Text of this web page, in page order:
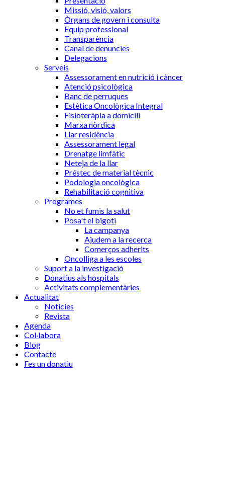
Missió, visió, valors
Òrgans de govern i consulta
Equip professional
Transparència
Canal de denuncies
Delegacions
Serveis
Assessorament en nutrició i càncer
Atenció psicològica
Banc de perruques
Estètica Oncològica Integral
Fisioteràpia a domicili
Marxa nòrdica
Llar residència
Assessorament legal
Drenatge limfàtic
Neteja de la llar
Préstec de material tècnic
Podologia oncològica
Rehabilitació cognitiva
Programes
No et fumis la salut
Posa't el bigoti
La campanya
Ajudem a la recerca
Comerços adherits
Oncolliga a les escoles
Suport a la investigació
Donatius als hospitals
Activitats complementàries
Actualitat
Noticies
Revista
Agenda
Col·labora
Blog
Contacte
Fes un donatiu